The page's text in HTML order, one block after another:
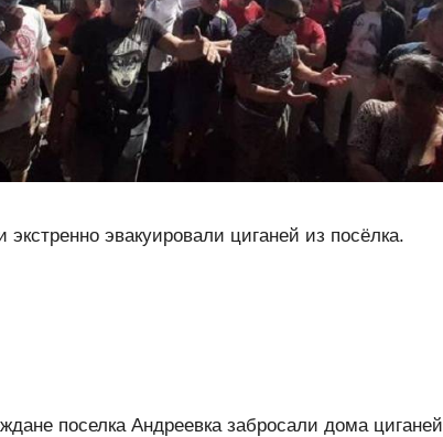
экстренно эвакуировали циганей из посёлка.
поселка Андреевка забросали дома циганей